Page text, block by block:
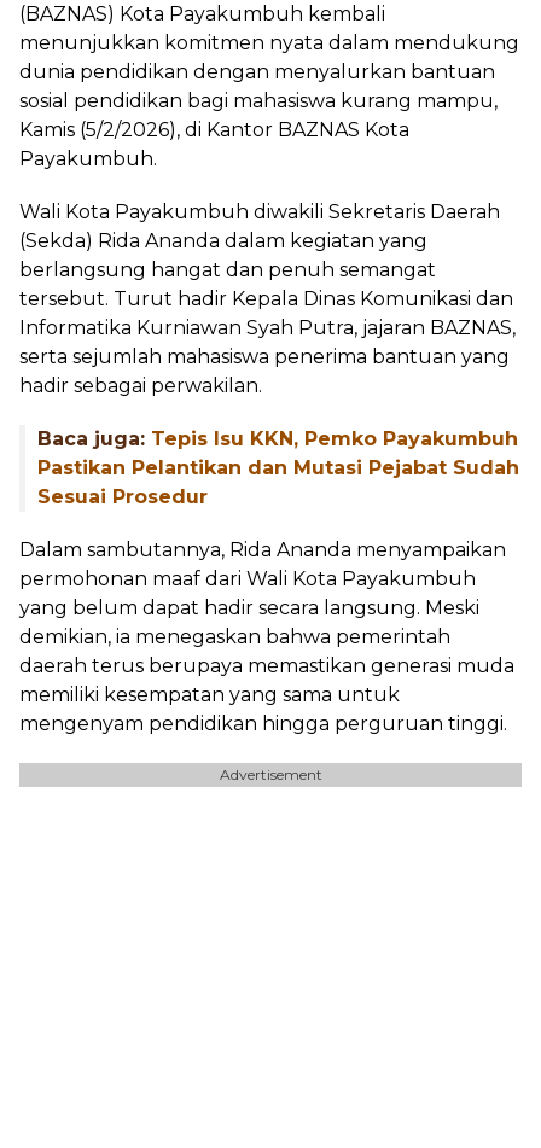
(BAZNAS) Kota Payakumbuh kembali
menunjukkan komitmen nyata dalam mendukung
dunia pendidikan dengan menyalurkan bantuan
sosial pendidikan bagi mahasiswa kurang mampu,
Kamis (5/2/2026), di Kantor BAZNAS Kota
Payakumbuh.
Wali Kota Payakumbuh diwakili Sekretaris Daerah
(Sekda) Rida Ananda dalam kegiatan yang
berlangsung hangat dan penuh semangat
tersebut. Turut hadir Kepala Dinas Komunikasi dan
Informatika Kurniawan Syah Putra, jajaran BAZNAS,
serta sejumlah mahasiswa penerima bantuan yang
hadir sebagai perwakilan.
Baca juga: Tepis Isu KKN, Pemko Payakumbuh
Pastikan Pelantikan dan Mutasi Pejabat Sudah
Sesuai Prosedur
Dalam sambutannya, Rida Ananda menyampaikan
permohonan maaf dari Wali Kota Payakumbuh
yang belum dapat hadir secara langsung. Meski
demikian, ia menegaskan bahwa pemerintah
daerah terus berupaya memastikan generasi muda
memiliki kesempatan yang sama untuk
mengenyam pendidikan hingga perguruan tinggi.
Advertisement